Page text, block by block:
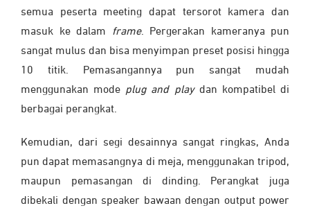
semua peserta meeting dapat tersorot kamera dan
masuk ke dalam frame. Pergerakan kameranya pun
sangat mulus dan bisa menyimpan preset posisi hingga
10 titik. Pemasangannya pun sangat mudah
menggunakan mode plug and playdan kompatibel di
berbagai perangkat.
Kemudian, dari segi desainnya sangat ringkas, Anda
pun dapat memasangnya di meja, menggunakan tripod,
maupun pemasangan di dinding. Perangkat juga
dibekali dengan speaker bawaan dengan output power